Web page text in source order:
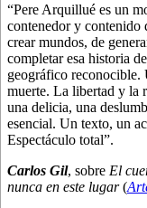
“Pere Arquillué es un
contenedor y contenido
crear mundos, de
completar esa historia
geográfico reconocible.
muerte. La libertad y la
una delicia, una
esencial. Un texto, un
Espectáculo total”.
Carlos Gil, sobre El
nunca en este lugar(